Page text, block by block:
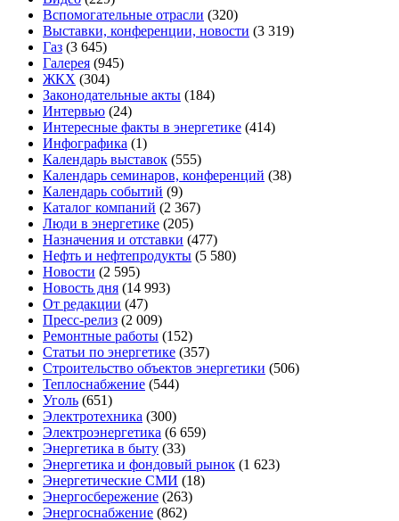
Вспомогательные отрасли (320)
Выставки, конференции, новости (3 319)
Газ (3 645)
Галерея (945)
ЖКХ (304)
Законодательные акты (184)
Интервью (24)
Интересные факты в энергетике (414)
Инфографика (1)
Календарь выставок (555)
Календарь семинаров, конференций (38)
Календарь событий (9)
Каталог компаний (2 367)
Люди в энергетике (205)
Назначения и отставки (477)
Нефть и нефтепродукты (5 580)
Новости (2 595)
Новость дня (14 993)
От редакции (47)
Пресс-релиз (2 009)
Ремонтные работы (152)
Статьи по энергетике (357)
Строительство объектов энергетики (506)
Теплоснабжение (544)
Уголь (651)
Электротехника (300)
Электроэнергетика (6 659)
Энергетика в быту (33)
Энергетика и фондовый рынок (1 623)
Энергетические СМИ (18)
Энергосбережение (263)
Энергоснабжение (862)